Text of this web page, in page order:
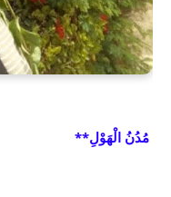
مُدُنُ الْهَوْلِ**